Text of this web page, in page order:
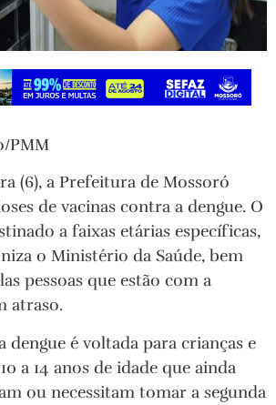
PMM
(6), a Prefeitura de Mossoró
de vacinas contra a dengue. O
a faixas etárias específicas,
o Ministério da Saúde, bem
pessoas que estão com a
atraso.
dengue é voltada para crianças e
a 14 anos de idade que ainda
ou necessitam tomar a segunda